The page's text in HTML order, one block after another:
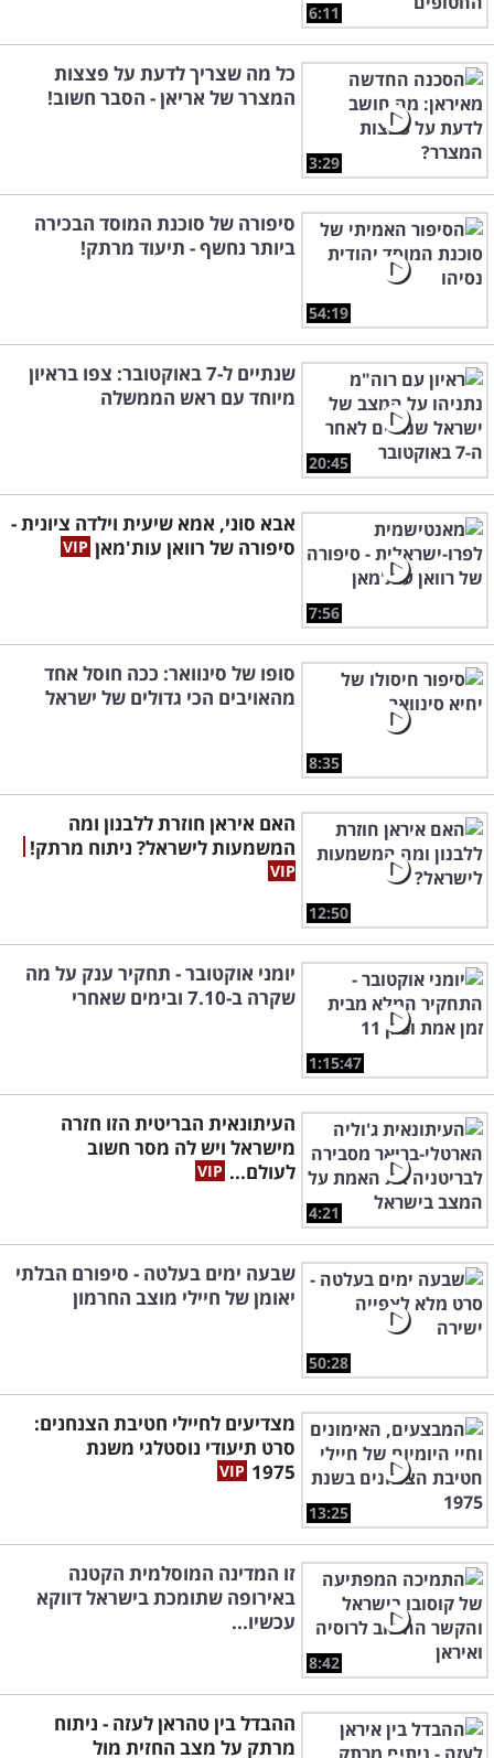
6:11
3:29
כל מה שצריך לדעת על פצצות
המצרר של אריאן - הסבר חשוב!
54:19
סיפורה של סוכנת המוסד הבכירה
ביותר נחשף - תיעוד מרתק!
20:45
שנתיים ל-7 באוקטובר: צפו בראיון
מיוחד עם ראש הממשלה
7:56
אבא סוני, אמא שיעית וילדה ציונית -
סיפורה של רוואן עות'מאן
8:35
סופו של סינוואר: ככה חוסל אחד
מהאויבים הכי גדולים של ישראל
12:50
האם איראן חוזרת ללבנון ומה
המשמעות לישראל? ניתוח מרתק!
1:15:47
יומני אוקטובר - תחקיר ענק על מה
שקרה ב-7.10 ובימים שאחרי
4:21
העיתונאית הבריטית הזו חזרה
מישראל ויש לה מסר חשוב
לעולם...
50:28
שבעה ימים בעלטה - סיפורם הבלתי
יאומן של חיילי מוצב החרמון
13:25
מצדיעים לחיילי חטיבת הצנחנים:
סרט תיעודי נוסטלגי משנת
1975
8:42
זו המדינה המוסלמית הקטנה
באירופה שתומכת בישראל דווקא
עכשיו...
ההבדל בין טהראן לעזה - ניתוח
מרתק על מצב החזית מול